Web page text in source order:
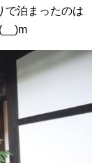
泊まったのは